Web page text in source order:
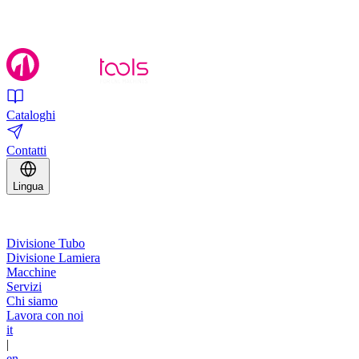
Cataloghi
Contatti
Lingua
Divisione Tubo
Divisione Lamiera
Macchine
Servizi
Chi siamo
Lavora con noi
it
|